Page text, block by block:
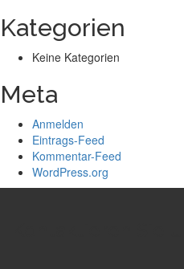
Kategorien
Keine Kategorien
Meta
Anmelden
Eintrags-Feed
Kommentar-Feed
WordPress.org